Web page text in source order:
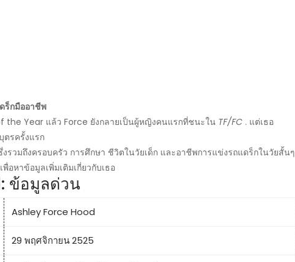
ร็กมืออาชีพ
the Year แล้ว Force ยังกลายเป็นผู้หญิงคนแรกที่ชนะใน TF/FC . แต่เธอ
ตรครั้งแรก
รวมถึงครอบครัว การศึกษา ชีวิตในวัยเด็ก และอาชีพการแข่งรถแดร็กในวัยสั้นๆ
อหาข้อมูลเพิ่มเติมเกี่ยวกับเธอ
ข้อมูลด่วน
Ashley Force Hood
29 พฤศจิกายน 2525